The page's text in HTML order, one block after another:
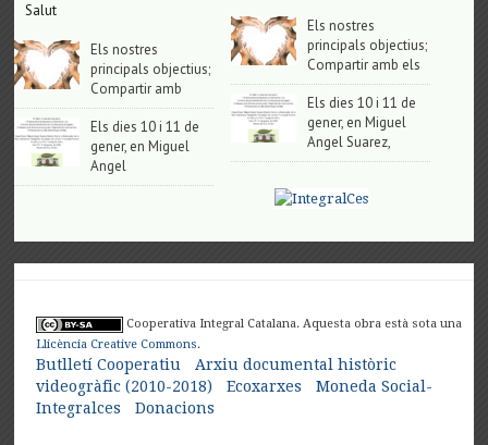
Salut
Els nostres
principals objectius;
Compartir amb
Els dies 10 i 11 de
gener, en Miguel
Angel
Els nostres
principals objectius;
Compartir amb els
Els dies 10 i 11 de
gener, en Miguel
Angel Suarez,
Cooperativa Integral Catalana. Aquesta obra està sota una
Llicència Creative Commons.
Butlletí Cooperatiu
Arxiu documental històric
videogràfic (2010-2018)
Ecoxarxes
Moneda Social-
Integralces
Donacions